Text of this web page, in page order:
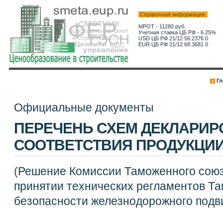
Справочная информация:
МРОТ - 11280 руб.
Учетная ставка ЦБ РФ - 6.25%
USD ЦБ РФ 21/12 56.2376 0
EUR ЦБ РФ 21/12 68.3681 0
Официальные документы
ПЕРЕЧЕНЬ СХЕМ
СООТВЕТСТВИЯ
(Решение Комиссии Таможенного
принятии технических регламентов
безопасности железнодорожного